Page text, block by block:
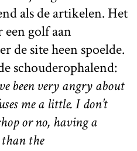
als de artikelen. Het
golf aan
de site heen spoelde.
schouderophalend:
been very angry about
me a little. I don’t
or no, having a
the